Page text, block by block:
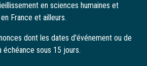
en sciences humaines et
France et ailleurs.
dont les dates d'événement ou de
échéance sous 15 jours.